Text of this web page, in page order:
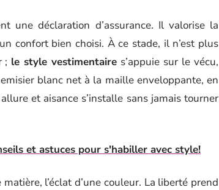
une déclaration d’assurance. Il valorise la
confort bien choisi. À ce stade, il n’est plus
; le style vestimentaire s’appuie sur le vécu,
blanc net à la maille enveloppante, en
et aisance s’installe sans jamais tourner
et astuces pour s'habiller avec style!
l’éclat d’une couleur. La liberté prend